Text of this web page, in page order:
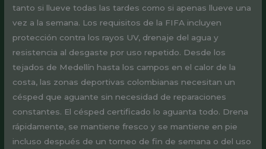
tanto si llueve todas las tardes como si apenas llueve una
vez a la semana. Los requisitos de la FIFA incluyen
protección contra los rayos UV, drenaje del agua y
resistencia al desgaste por uso repetido. Desde los
tejados de Medellín hasta los campos en el calor de la
costa, las zonas deportivas colombianas necesitan un
césped que aguante sin necesidad de reparaciones
constantes. El césped certificado lo aguanta todo. Drena
rápidamente, se mantiene fresco y se mantiene en pie
incluso después de un torneo de fin de semana o del uso